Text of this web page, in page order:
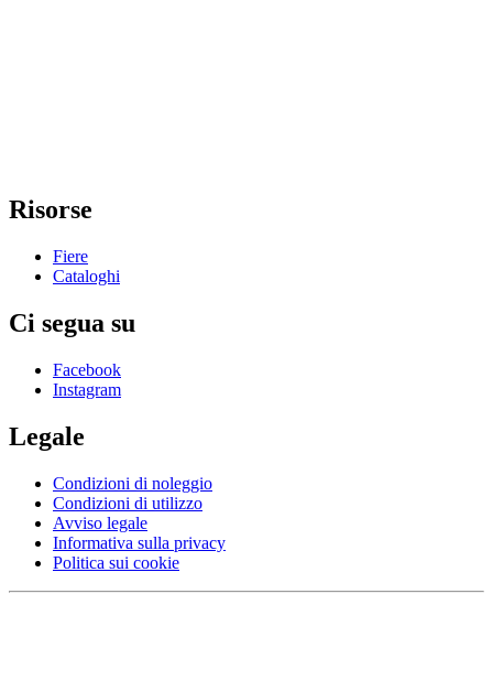
Risorse
Fiere
Cataloghi
Ci segua su
Facebook
Instagram
Legale
Condizioni di noleggio
Condizioni di utilizzo
Avviso legale
Informativa sulla privacy
Politica sui cookie